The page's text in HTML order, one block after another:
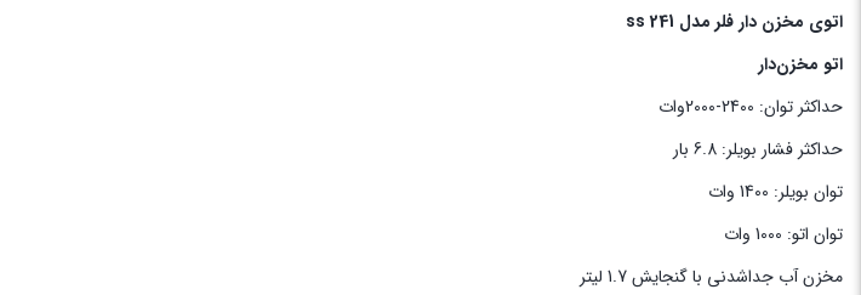
اتوی مخزن دار فلر مدل ss 241
اتو مخزن‌دار
حداکثر توان: 2400-2000وات
حداکثر فشار بویلر: 6.8 بار
توان بویلر: 1400 وات
توان اتو: 1000 وات
مخزن آب جداشدنی با گنجایش 1.7 لیتر